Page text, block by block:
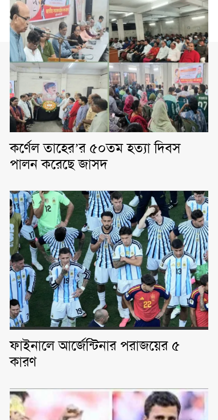
কর্ণেল তাহের’র ৫০তম হত্যা দিবস
পালন করেছে জাসদ
ফাইনালে আর্জেন্টিনার পরাজয়ের ৫
কারণ